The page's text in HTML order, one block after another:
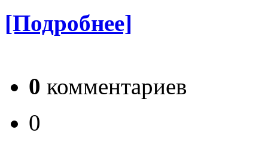
[Подробнее]
0 комментариев
0